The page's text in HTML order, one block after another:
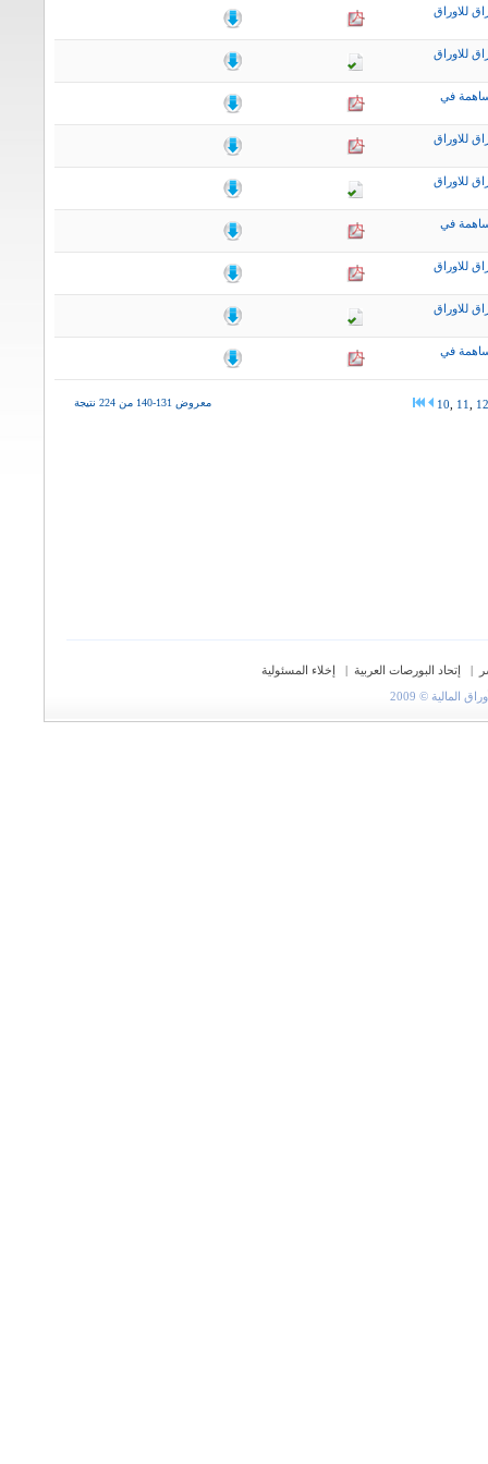
للاوراق
للاوراق
في
للاوراق
للاوراق
في
للاوراق
للاوراق
في
معروض 131-140 من 224 نتيجة 10 11 12
| إتحاد البورصات العربية |
إخلاء المسئولية
© 2009